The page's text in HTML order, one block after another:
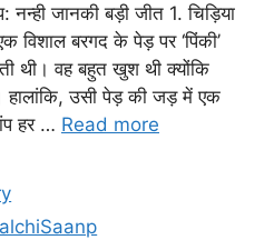
जानकी बड़ी जीत 1. चिड़िया
विशाल बरगद के पेड़ पर ‘पिंकी’
थी। वह बहुत खुश थी क्योंकि
उसी पेड़ की जड़ में एक
हर … Read more